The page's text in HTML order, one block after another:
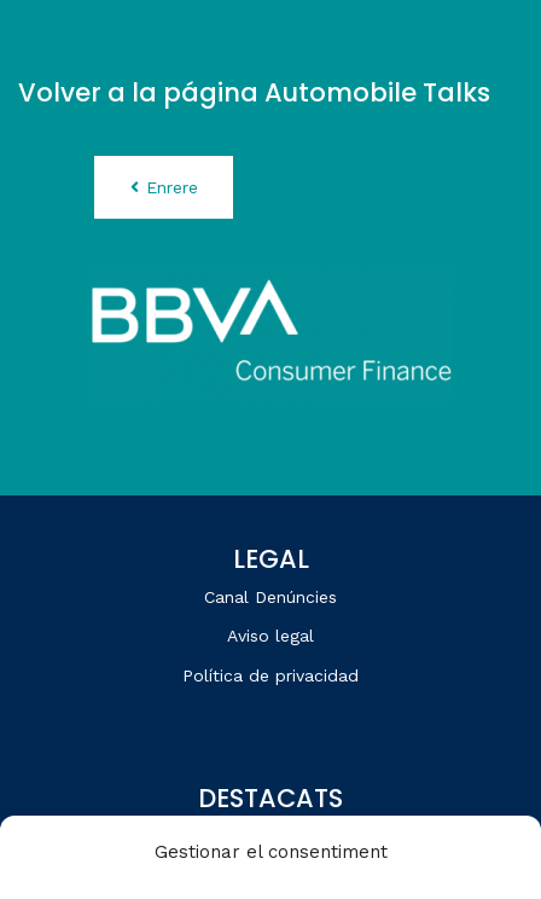
Gestionar el consentiment
Volver a la página Automobile Talks
Enrere
LEGAL
Canal Denúncies
Aviso legal
Política de privacidad
DESTACATS